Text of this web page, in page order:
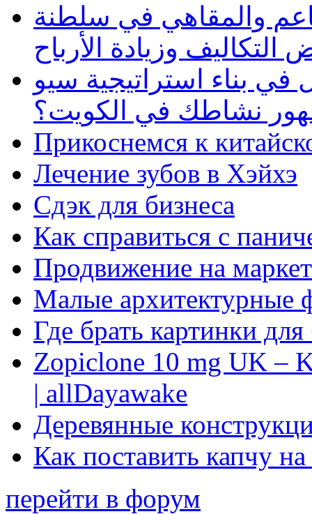
والمقاهي في سلطنة
وزيادة الأرباح
بناء استراتيجية سيو
نشاطك في الكويت؟
Прикоснемся к
Лечение зубов в Хэйхэ
Сдэк для бизнеса
Как справиться с
Продвижение на
Малые архитектурные
Где брать картинки
Zopiclone 10 mg UK –
| allDayawake
Деревянные
Как поставить капчу
перейти в форум